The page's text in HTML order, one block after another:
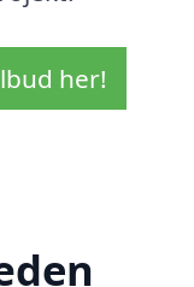
her!